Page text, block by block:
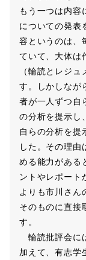
もう一つは内容
についての発表
容というのは、
ていて、大体は
（輪読とレジ
す。しかしなが
者が一人ずつ自
の分析を提示し
自らの分析を提
した。その理
める能力がある
ントやレポート
よりも市川さん
そのものに直接
す。
輪読批評会に
加えて、有志学